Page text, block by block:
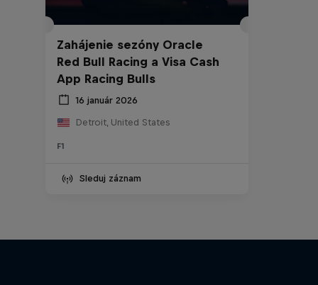
Zahájenie sezóny Oracle
Red Bull Racing a Visa Cash
App Racing Bulls
16 január 2026
Detroit, United States
F1
Sleduj záznam